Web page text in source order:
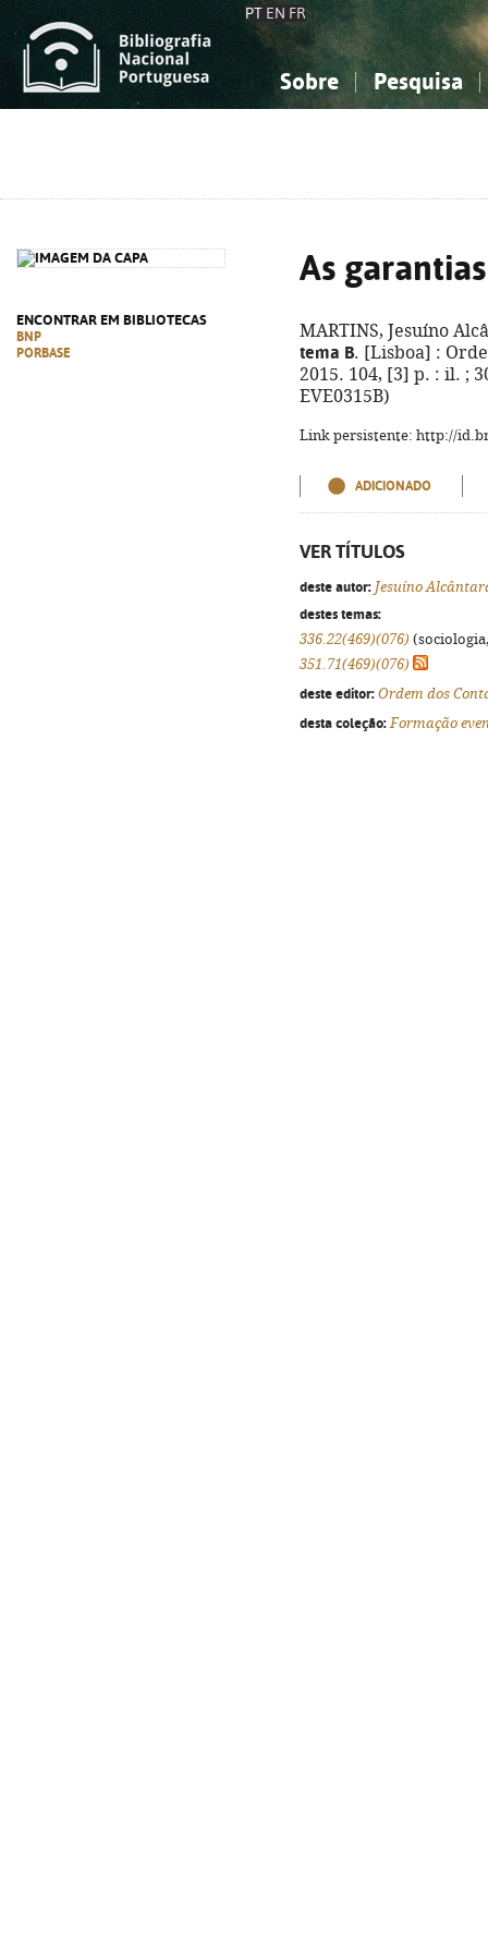
PT EN FR
Sobre Pesquisa
ENCONTRAR EM BIBLIOTECAS
BNP
PORBASE
As
MARTINS, Jesuíno
tema B. [Lisboa] :
2015. 104, [3] p. : il. ;
EVE0315B)
Link persistente: http://
ADICIONADO
VER TÍTULOS
deste autor: Jesuíno
destes temas:
336.22(469)(076)
351.71(469)(076)
deste editor: Ordem dos
desta coleção: Formação